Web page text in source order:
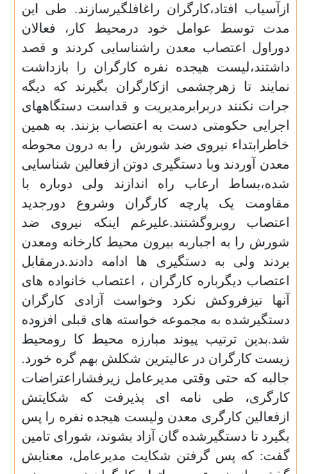
ازآسیاب افتاد،کارگران راغافلگیرسازند. طی این
مدت توسط عوامل خود درمحیط کار، فعالان
دوراول اعتصاب معدن راشناسایی کردند و قصد
داشتند،لیست هیجده نفره کارگران را بازداشت
نمایند تا زهرچشمی ازکارگران بگیرند که دیگه
جرات نکنند دربرابرمدیریت و قداست دستگاههای
اجرایی حکومتی دست به اعتصاب بزنند. به همین
خاطرابتداء نیروی ضد شورش
را به درون محوطه
معدن آوردند وبا دستگیری دوتن ازفعالین شناسایی
شده،بساط ارعاب راه اندازند ولی دوباره با
مقاومت یک پارچه کارگران وشروع دورجدید
اعتصاب روبروگشتند.علیرغم اینکه نیروی ضد
شورش را به اجباربه بیرون محیط کارخانه ومعدن
بردند ولی به دستگیری ها ادامه دادند.درمقابل
اعتصاب دیگرباره کارگران ، اعتصاب خانواده های
آنها نیزفروکش نکرد وخواست آزادی کارگران
دستگیرشده به مجموعه خواسته های قبلی افزوده
شد.بدین ترتیب پیوند مبارزه محیط کا رومحیط
زیست کارگران در عالیترین شکلش بهم گره خورد.
جالبه که حتی وقتی مدیرعامل زیرفشاراعتراضات
کارگری، طی نامه ای پذیرفت که شکایتش
ازفعالین کارگری معدن ولیست هیجده نفره را پس
بگیرد تا دستگیرشده گان آزاد بشوند، شورای تامین
گفت: که پس گرفتن شکایت مدیرعامل، معنایش